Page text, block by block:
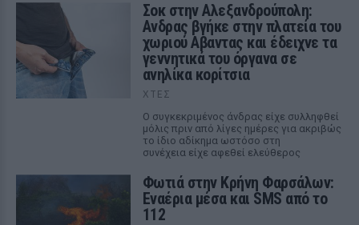
Σοκ στην Αλεξανδρούπολη:
Ανδρας βγήκε στην πλατεία του
χωριού Αβαντας και έδειχνε τα
γεννητικά του όργανα σε
ανηλίκα κορίτσια
ΧΤΕΣ
Ο συγκεκριμένος άνδρας είχε συλληφθεί
μόλις πριν από λίγες ημέρες για ακριβώς
το ίδιο αδίκημα ωστόσο στη
συνέχεια είχε αφεθεί ελεύθερος
Φωτιά στην Κρήνη Φαρσάλων:
Εναέρια μέσα και SMS από το
112